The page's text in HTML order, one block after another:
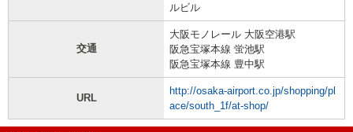
ルビル
交通
大阪モノレール 大阪空港駅
阪急宝塚本線 蛍池駅
阪急宝塚本線 豊中駅
URL
http://osaka-airport.co.jp/shopping/pl
ace/south_1f/at-shop/